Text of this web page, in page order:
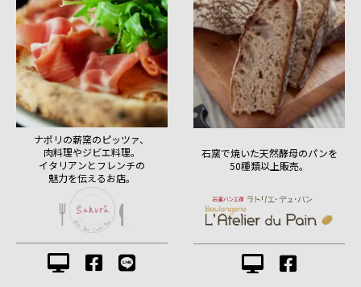
ナポリの薪窯のピッツァ、
肉料理やジビエ料理。
イタリアンとフレンチの
魅力を伝えるお店。
石窯で焼いた天然酵母のパンを
50種類以上販売。